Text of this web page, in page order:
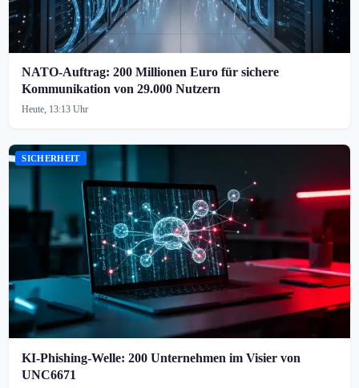
NATO-Auftrag: 200 Millionen Euro für sichere
Kommunikation von 29.000 Nutzern
Heute, 13:13 Uhr
SICHERHEIT
KI-Phishing-Welle: 200 Unternehmen im Visier von
UNC6671